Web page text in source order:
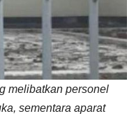
melibatkan personel
sementara aparat